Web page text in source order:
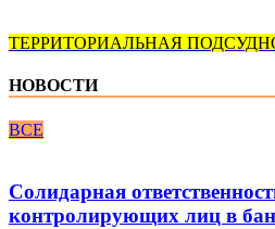
ТЕРРИТОРИАЛЬНАЯ
НОВОСТИ
ВСЕ
Солидарная
контролирующих лиц в